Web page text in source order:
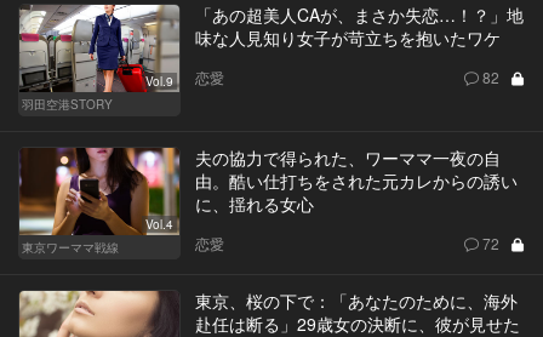
Vol.9
羽田空港STORY
「あの超美人CAが、まさか失恋…！？」地
味な人見知り女子が苛立ちを抱いたワケ
恋愛 82
Vol.4
東京ワーママ戦線
夫の協力で得られた、ワーママ一夜の自
由。酷い仕打ちをされた元カレからの誘い
に、揺れる女心
恋愛 72
東京、桜の下で：「あなたのために、海外
赴任は断る」29歳女の決断に、彼が見せた